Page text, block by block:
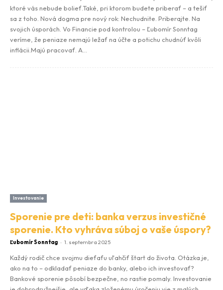
ktoré vás nebude bolieť.Také, pri ktorom budete priberať – a tešiť
sa z toho. Nová dogma pre nový rok: Nechudnite. Priberajte. Na
svojich úsporách. Vo Financie pod kontrolou – Ľubomír Sonntag
veríme, že peniaze nemajú ležať na účte a potichu chudnúť kvôli
inflácii.Majú pracovať. A...
Investovanie
Sporenie pre deti: banka verzus investičné
sporenie. Kto vyhráva súboj o vaše úspory?
Ľubomír Sonntag - 1. septembra 2025
Každý rodič chce svojmu dieťaťu uľahčiť štart do života. Otázka je,
ako na to – odkladať peniaze do banky, alebo ich investovať?
Bankové sporenie pôsobí bezpečne, no rastie pomaly. Investovanie